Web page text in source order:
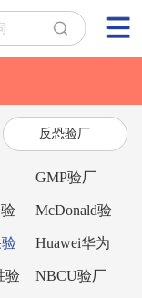
反恐验厂
GMP验厂
McDonald验
厂
Huawei华为
验厂
验
NBCU验厂